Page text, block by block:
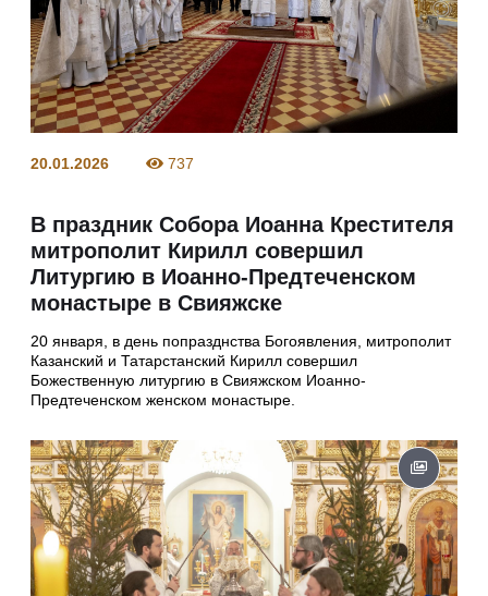
20.01.2026 737
В праздник Собора Иоанна Крестителя
митрополит Кирилл совершил
Литургию в Иоанно-Предтеченском
монастыре в Свияжске
20 января, в день попразднства Богоявления, митрополит
Казанский и Татарстанский Кирилл совершил
Божественную литургию в Свияжском Иоанно-
Предтеченском женском монастыре.